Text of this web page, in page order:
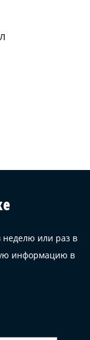
неделю или раз в
информацию в